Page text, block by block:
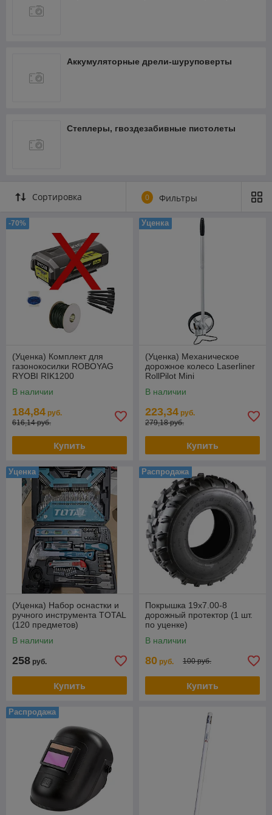
Аккумуляторные дрели-шуруповерты
Степлеры, гвоздезабивные пистолеты
Сортировка 0 Фильтры
-70%
(Уценка) Комплект для
газонокосилки ROBOYAG
RYOBI RIK1200
В наличии
184,84 руб.
616,14 руб.
Купить
Уценка
(Уценка) Механическое
дорожное колесо Laserliner
RollPilot Mini
В наличии
223,34 руб.
279,18 руб.
Купить
Уценка
(Уценка) Набор оснастки и
ручного инструмента TOTAL
(120 предметов)
В наличии
258 руб.
Купить
Распродажа
Покрышка 19х7.00-8
дорожный протектор (1 шт.
по уценке)
В наличии
80 руб. 100 руб.
Купить
Распродажа